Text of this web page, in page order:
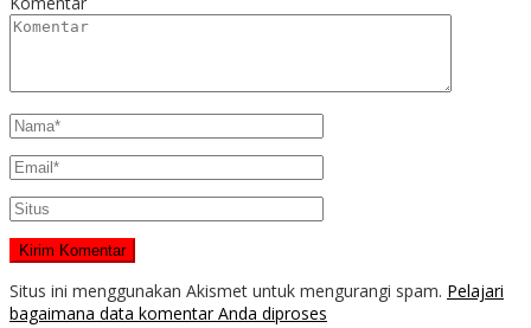
Situs ini menggunakan Akismet untuk mengurangi spam. Pelajari
bagaimana data komentar Anda diproses